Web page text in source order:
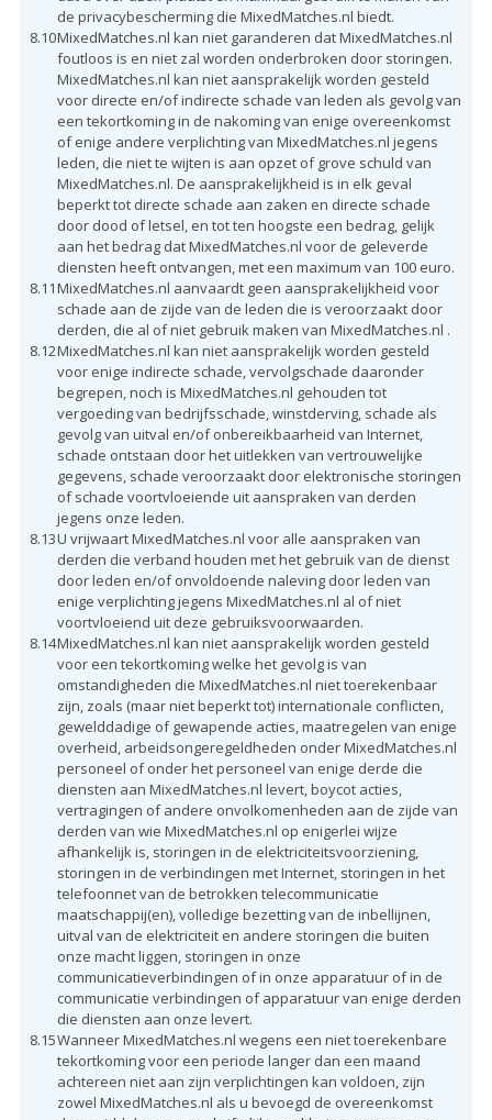
de privacybescherming die MixedMatches.nl biedt.
8.10MixedMatches.nl kan niet garanderen dat MixedMatches.nl
foutloos is en niet zal worden onderbroken door storingen.
MixedMatches.nl kan niet aansprakelijk worden gesteld
voor directe en/of indirecte schade van leden als gevolg van
een tekortkoming in de nakoming van enige overeenkomst
of enige andere verplichting van MixedMatches.nl jegens
leden, die niet te wijten is aan opzet of grove schuld van
MixedMatches.nl. De aansprakelijkheid is in elk geval
beperkt tot directe schade aan zaken en directe schade
door dood of letsel, en tot ten hoogste een bedrag, gelijk
aan het bedrag dat MixedMatches.nl voor de geleverde
diensten heeft ontvangen, met een maximum van 100 euro.
8.11MixedMatches.nl aanvaardt geen aansprakelijkheid voor
schade aan de zijde van de leden die is veroorzaakt door
derden, die al of niet gebruik maken van MixedMatches.nl .
8.12MixedMatches.nl kan niet aansprakelijk worden gesteld
voor enige indirecte schade, vervolgschade daaronder
begrepen, noch is MixedMatches.nl gehouden tot
vergoeding van bedrijfsschade, winstderving, schade als
gevolg van uitval en/of onbereikbaarheid van Internet,
schade ontstaan door het uitlekken van vertrouwelijke
gegevens, schade veroorzaakt door elektronische storingen
of schade voortvloeiende uit aanspraken van derden
jegens onze leden.
8.13U vrijwaart MixedMatches.nl voor alle aanspraken van
derden die verband houden met het gebruik van de dienst
door leden en/of onvoldoende naleving door leden van
enige verplichting jegens MixedMatches.nl al of niet
voortvloeiend uit deze gebruiksvoorwaarden.
8.14MixedMatches.nl kan niet aansprakelijk worden gesteld
voor een tekortkoming welke het gevolg is van
omstandigheden die MixedMatches.nl niet toerekenbaar
zijn, zoals (maar niet beperkt tot) internationale conflicten,
gewelddadige of gewapende acties, maatregelen van enige
overheid, arbeidsongeregeldheden onder MixedMatches.nl
personeel of onder het personeel van enige derde die
diensten aan MixedMatches.nl levert, boycot acties,
vertragingen of andere onvolkomenheden aan de zijde van
derden van wie MixedMatches.nl op enigerlei wijze
afhankelijk is, storingen in de elektriciteitsvoorziening,
storingen in de verbindingen met Internet, storingen in het
telefoonnet van de betrokken telecommunicatie
maatschappij(en), volledige bezetting van de inbellijnen,
uitval van de elektriciteit en andere storingen die buiten
onze macht liggen, storingen in onze
communicatieverbindingen of in onze apparatuur of in de
communicatie verbindingen of apparatuur van enige derden
die diensten aan onze levert.
8.15Wanneer MixedMatches.nl wegens een niet toerekenbare
tekortkoming voor een periode langer dan een maand
achtereen niet aan zijn verplichtingen kan voldoen, zijn
zowel MixedMatches.nl als u bevoegd de overeenkomst